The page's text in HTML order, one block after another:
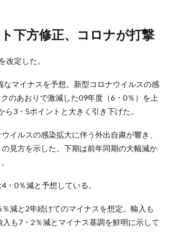
下方修正、コロナが打撃
改定した。
マイナスを予想。新型コロナウイルスの感
のあおりで激減した09年度（6・0％）を上
3・5ポイントと大きく引き下げた。
イルスの感染拡大に伴う外出自粛が響き、
見方を示した。下期は前年同期の大幅減か
0％減と予想している。
減と2年続けてのマイナスを想定。輸入も
も7・2％減とマイナス基調を鮮明に示して